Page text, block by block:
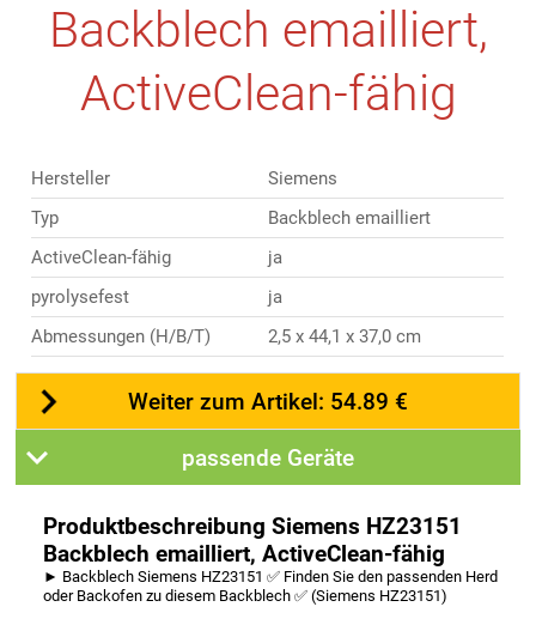
Backblech emailliert,
ActiveClean-fähig
Hersteller
Siemens
Typ
Backblech emailliert
ActiveClean-fähig
ja
pyrolysefest
ja
Abmessungen (H/B/T)
2,5 x 44,1 x 37,0 cm
Weiter zum Artikel: 54.89 €
passende Geräte
Produktbeschreibung Siemens HZ23151
Backblech emailliert, ActiveClean-fähig
► Backblech Siemens HZ23151 ✅ Finden Sie den passenden Herd
oder Backofen zu diesem Backblech ✅ (Siemens HZ23151)